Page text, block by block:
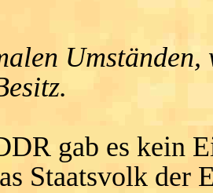
gab es kein
Staatsvolk der